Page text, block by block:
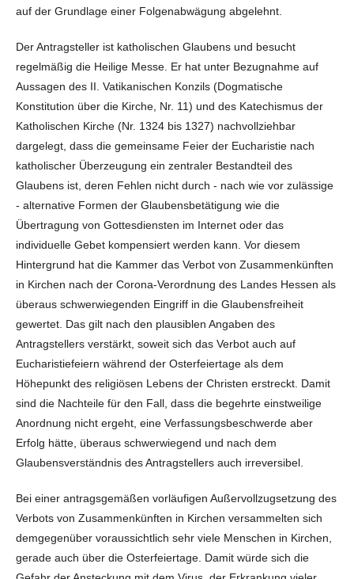
auf der Grundlage einer Folgenabwägung abgelehnt.
Der Antragsteller ist katholischen Glaubens und besucht
regelmäßig die Heilige Messe. Er hat unter Bezugnahme auf
Aussagen des II. Vatikanischen Konzils (Dogmatische
Konstitution über die Kirche, Nr. 11) und des Katechismus der
Katholischen Kirche (Nr. 1324 bis 1327) nachvollziehbar
dargelegt, dass die gemeinsame Feier der Eucharistie nach
katholischer Überzeugung ein zentraler Bestandteil des
Glaubens ist, deren Fehlen nicht durch - nach wie vor zulässige
- alternative Formen der Glaubensbetätigung wie die
Übertragung von Gottesdiensten im Internet oder das
individuelle Gebet kompensiert werden kann. Vor diesem
Hintergrund hat die Kammer das Verbot von Zusammenkünften
in Kirchen nach der Corona-Verordnung des Landes Hessen als
überaus schwerwiegenden Eingriff in die Glaubensfreiheit
gewertet. Das gilt nach den plausiblen Angaben des
Antragstellers verstärkt, soweit sich das Verbot auch auf
Eucharistiefeiern während der Osterfeiertage als dem
Höhepunkt des religiösen Lebens der Christen erstreckt. Damit
sind die Nachteile für den Fall, dass die begehrte einstweilige
Anordnung nicht ergeht, eine Verfassungsbeschwerde aber
Erfolg hätte, überaus schwerwiegend und nach dem
Glaubensverständnis des Antragstellers auch irreversibel.
Bei einer antragsgemäßen vorläufigen Außervollzugsetzung des
Verbots von Zusammenkünften in Kirchen versammelten sich
demgegenüber voraussichtlich sehr viele Menschen in Kirchen,
gerade auch über die Osterfeiertage. Damit würde sich die